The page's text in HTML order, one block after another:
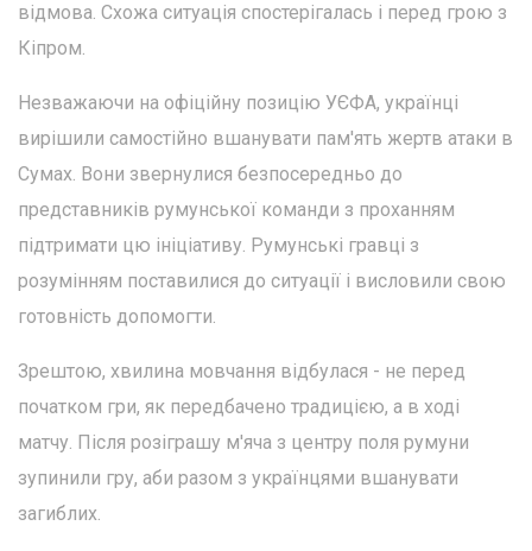
відмова. Схожа ситуація спостерігалась і перед грою з
Кіпром.
Незважаючи на офіційну позицію УЄФА, українці
вирішили самостійно вшанувати пам'ять жертв атаки в
Сумах. Вони звернулися безпосередньо до
представників румунської команди з проханням
підтримати цю ініціативу. Румунські гравці з
розумінням поставилися до ситуації і висловили свою
готовність допомогти.
Зрештою, хвилина мовчання відбулася - не перед
початком гри, як передбачено традицією, а в ході
матчу. Після розіграшу м'яча з центру поля румуни
зупинили гру, аби разом з українцями вшанувати
загиблих.